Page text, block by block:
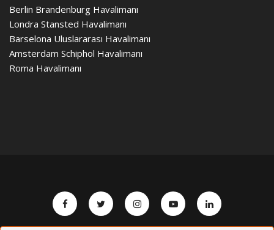
Berlin Brandenburg Havalimanı
Londra Stansted Havalimanı
Barselona Uluslararası Havalimanı
Amsterdam Schiphol Havalimanı
Roma Havalimanı